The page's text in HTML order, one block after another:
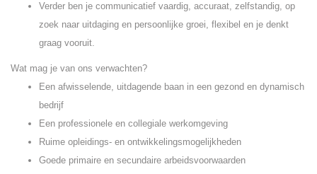
Verder ben je communicatief vaardig, accuraat, zelfstandig, op
zoek naar uitdaging en persoonlijke groei, flexibel en je denkt
graag vooruit.
Wat mag je van ons verwachten?
Een afwisselende, uitdagende baan in een gezond en dynamisch
bedrijf
Een professionele en collegiale werkomgeving
Ruime opleidings- en ontwikkelingsmogelijkheden
Goede primaire en secundaire arbeidsvoorwaarden